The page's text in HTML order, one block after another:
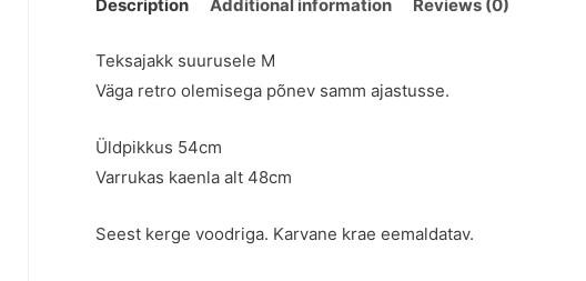
Description Additional information Reviews (0)
Teksajakk suurusele M
Väga retro olemisega põnev samm ajastusse.
Üldpikkus 54cm
Varrukas kaenla alt 48cm
Seest kerge voodriga. Karvane krae eemaldatav.